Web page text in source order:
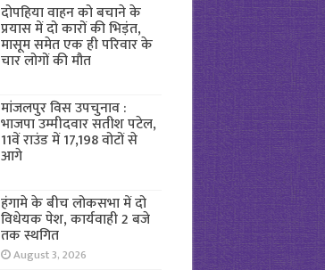
दोपहिया वाहन को बचाने के
प्रयास में दो कारों की भिड़ंत,
मासूम समेत एक ही परिवार के
चार लोगों की मौत
मांजलपुर विस उपचुनाव :
भाजपा उम्मीदवार सतीश पटेल,
11वें राउंड में 17,198 वोटों से
आगे
हंगामे के बीच लोकसभा में दो
विधेयक पेश, कार्यवाही 2 बजे
तक स्थगित
August 3, 2026